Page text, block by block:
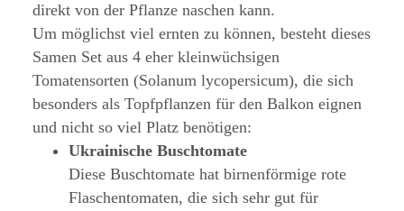
direkt von der Pflanze naschen kann.
Um möglichst viel ernten zu können, besteht dieses
Samen Set aus 4 eher kleinwüchsigen
Tomatensorten (Solanum lycopersicum), die sich
besonders als Topfpflanzen für den Balkon eignen
und nicht so viel Platz benötigen:
Ukrainische Buschtomate
Diese Buschtomate hat birnenförmige rote
Flaschentomaten, die sich sehr gut für